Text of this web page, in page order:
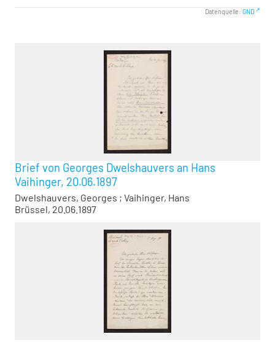
Datenquelle: GND
Brief von Georges Dwelshauvers an Hans
Vaihinger, 20.06.1897
Dwelshauvers, Georges ; Vaihinger, Hans
Brüssel, 20.06.1897